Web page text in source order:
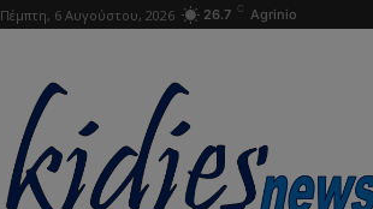
Πέμπτη, 6 Αυγούστου, 2026 26.7 C Agrinio